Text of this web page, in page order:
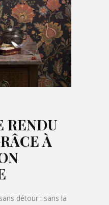
RENDU
À
détour : sans la